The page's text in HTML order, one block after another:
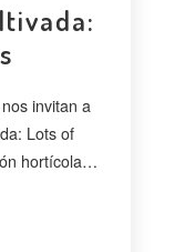
invitan a
Lots of
hortícola